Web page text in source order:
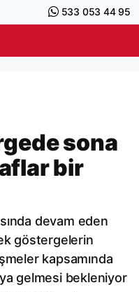
533 053 44 95
sona
bir
devam eden
göstergelerin
kapsamında
gelmesi bekleniyor